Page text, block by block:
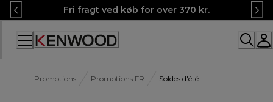
Skip
to
Content
Fri fragt ved køb for over 370 kr.
Promotions Promotions FR Soldes d'été